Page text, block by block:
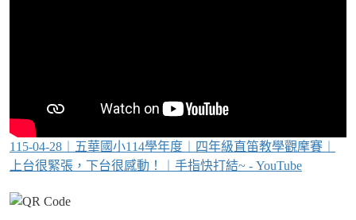
115-04-28︱五華國小114學年度︱四年級直笛教學觀摩賽︱
上台很緊張，下台很感動！︱手指快打結~ - YouTube